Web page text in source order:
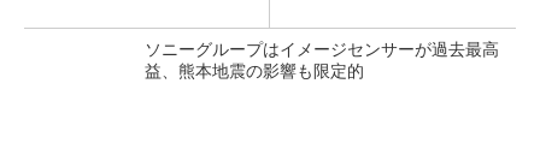
ソニーグループはイメージセンサーが過去最高
益、熊本地震の影響も限定的